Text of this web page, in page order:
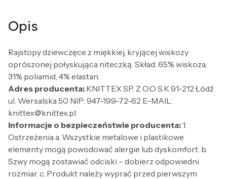
Opis
Rajstopy dziewczęce z miękkiej, kryjącej wiskozy
oprószonej połyskująca niteczką. Skład: 65% wiskoza,
31% poliamid, 4% elastan.
Adres producenta: KNITTEX SP. Z O.O S.K 91-212 Łódź
ul. Wersalska 50 NIP: 947-199-72-62 E-MAIL:
knittex@knittex.pl
Informacje o bezpieczeństwie producenta:1.
Ostrzeżenia a. Wszystkie metalowe i plastikowe
elementy mogą powodować alergie lub dyskomfort. b.
Szwy mogą zostawiać odciski – dobierz odpowiedni
rozmiar. c. Produkt należy wyprać przed pierwszym